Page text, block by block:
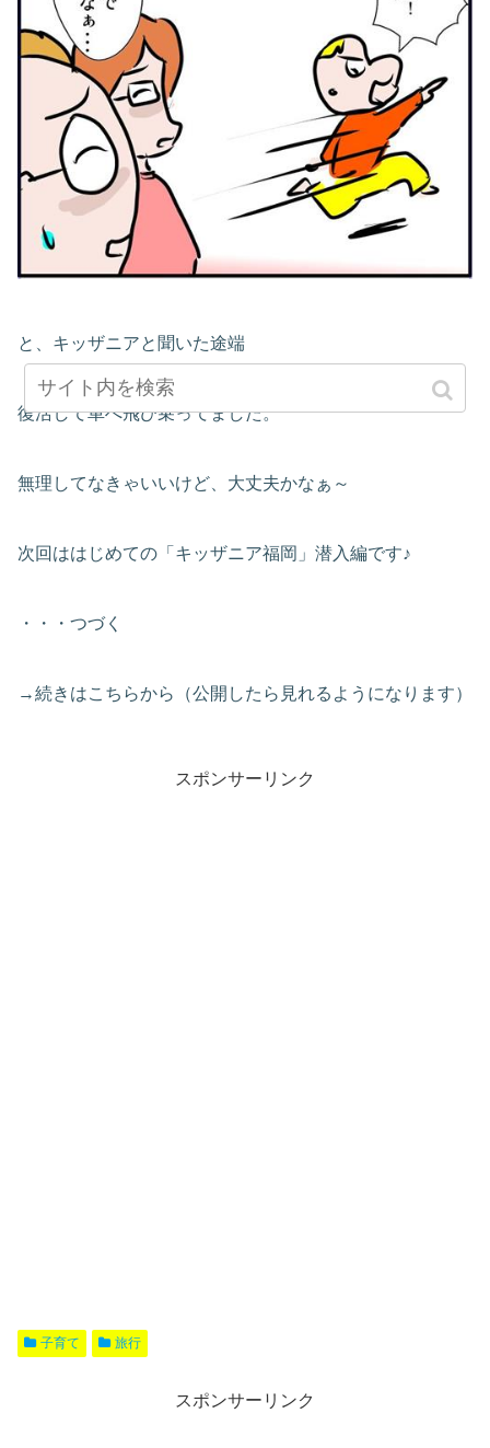
と、キッザニアと聞いた途端
復活して車へ飛び乗ってました。
無理してなきゃいいけど、大丈夫かなぁ～
次回ははじめての「キッザニア福岡」潜入編です♪
・・・つづく
→続きはこちらから（公開したら見れるようになります）
スポンサーリンク
子育て 旅行
スポンサーリンク